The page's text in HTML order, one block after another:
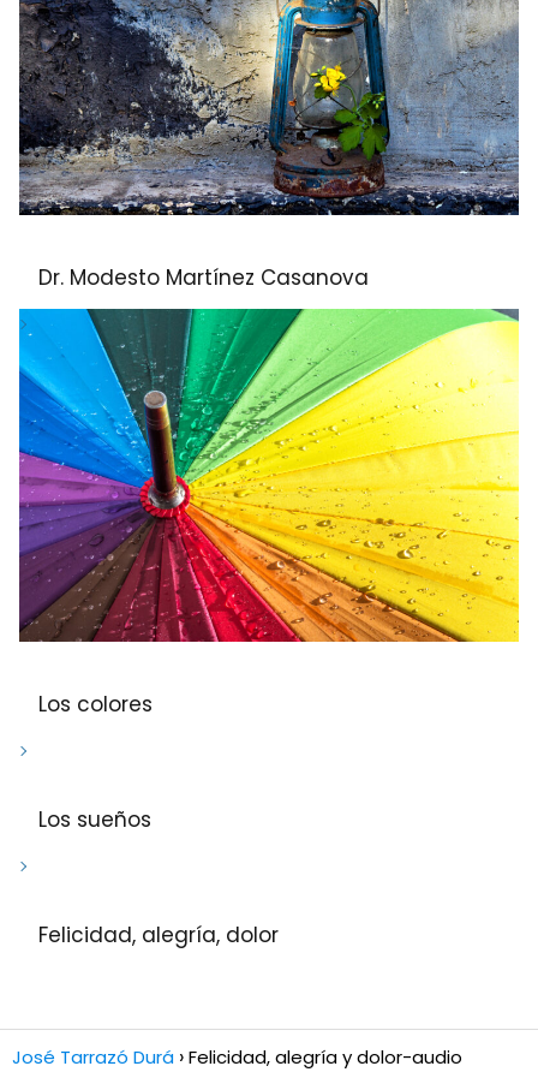
Dr. Modesto Martínez Casanova
Los colores
Los sueños
Felicidad, alegría, dolor
José Tarrazó Durá Felicidad, alegría y dolor-audio